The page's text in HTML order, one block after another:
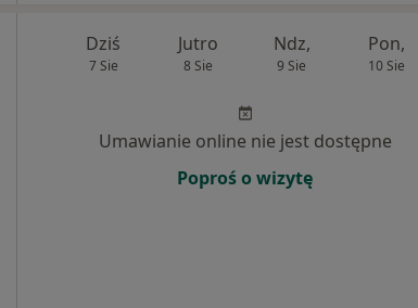
Dziś
7 Sie
Jutro
8 Sie
Ndz,
9 Sie
Pon,
10 Sie
Umawianie online nie jest dostępne
Poproś o wizytę